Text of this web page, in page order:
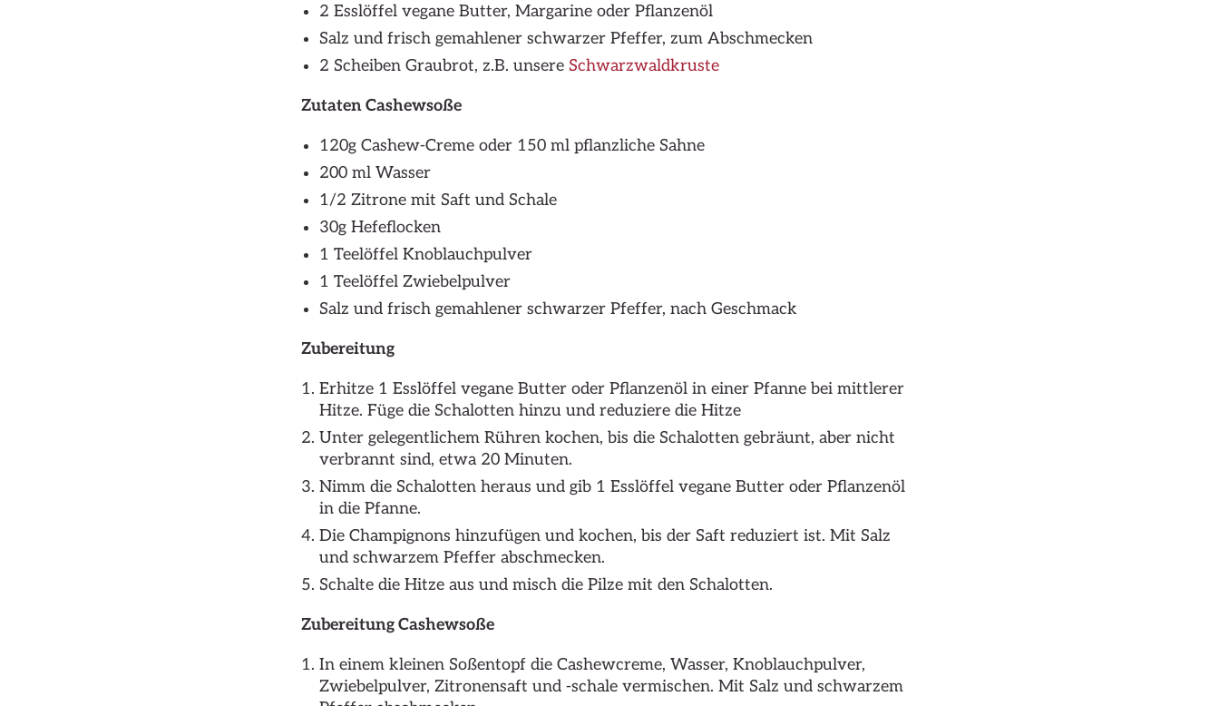
2 Esslöffel vegane Butter, Margarine oder Pflanzenöl
Salz und frisch gemahlener schwarzer Pfeffer, zum Abschmecken
2 Scheiben Graubrot, z.B. unsere Schwarzwaldkruste
Zutaten Cashewsoße
120g Cashew-Creme oder 150 ml pflanzliche Sahne
200 ml Wasser
1/2 Zitrone mit Saft und Schale
30g Hefeflocken
1 Teelöffel Knoblauchpulver
1 Teelöffel Zwiebelpulver
Salz und frisch gemahlener schwarzer Pfeffer, nach Geschmack
Zubereitung
Erhitze 1 Esslöffel vegane Butter oder Pflanzenöl in einer Pfanne bei mittlerer
Hitze. Füge die Schalotten hinzu und reduziere die Hitze
Unter gelegentlichem Rühren kochen, bis die Schalotten gebräunt, aber nicht
verbrannt sind, etwa 20 Minuten.
Nimm die Schalotten heraus und gib 1 Esslöffel vegane Butter oder Pflanzenöl
in die Pfanne.
Die Champignons hinzufügen und kochen, bis der Saft reduziert ist. Mit Salz
und schwarzem Pfeffer abschmecken.
Schalte die Hitze aus und misch die Pilze mit den Schalotten.
Zubereitung Cashewsoße
In einem kleinen Soßentopf die Cashewcreme, Wasser, Knoblauchpulver,
Zwiebelpulver, Zitronensaft und -schale vermischen. Mit Salz und schwarzem